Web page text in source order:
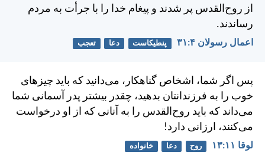
از روح‌القدس پر شدند و پيغام خدا را با جرأت به مردم
رساندند.
اعمال رسولان ۴:‏۳۱ پنطیکاست دعا تعجب
پس اگر شما، اشخاص گناهكار، می‌دانيد كه بايد چيزهای
خوب را به فرزندانتان بدهيد، چقدر بيشتر پدر آسمانی شما
می‌داند كه بايد روح‌القدس را به آنانی كه از او درخواست
می‌كنند، ارزانی دارد!
لوقا ۱۱:‏۱۳ روح دعا خانواده